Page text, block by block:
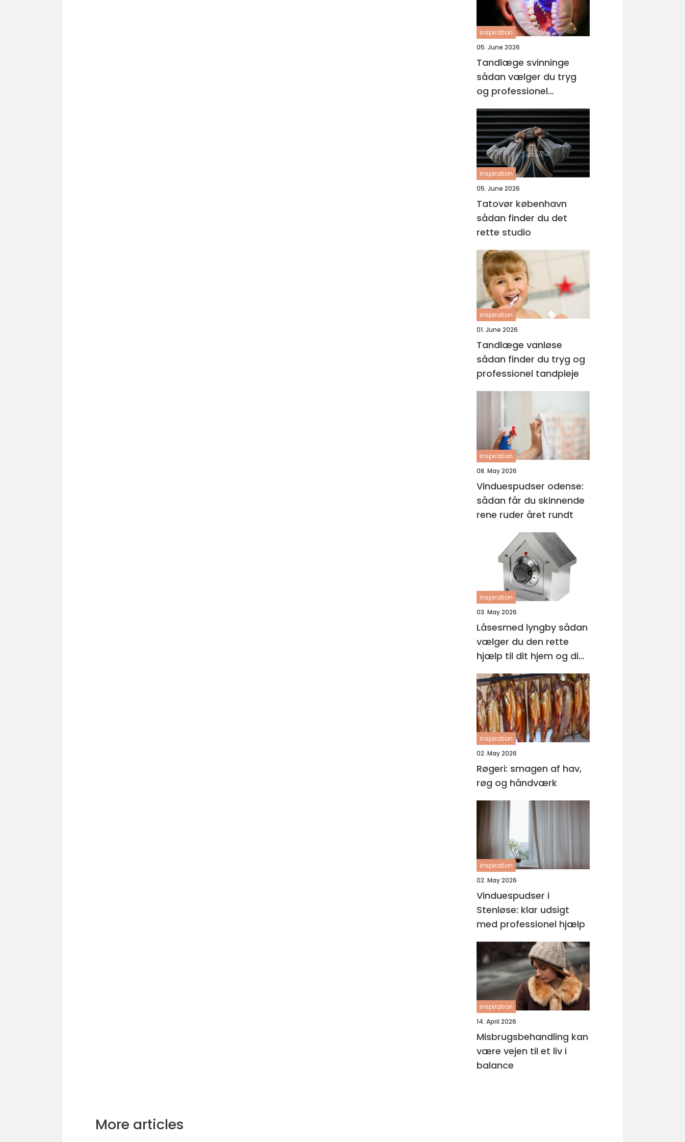
inspiration
05. June 2026
Tandlæge svinninge
sådan vælger du tryg
og professionel
tandpleje
inspiration
05. June 2026
Tatovør københavn
sådan finder du det
rette studio
inspiration
01. June 2026
Tandlæge vanløse
sådan finder du tryg og
professionel tandpleje
inspiration
08. May 2026
Vinduespudser odense:
sådan får du skinnende
rene ruder året rundt
inspiration
03. May 2026
Låsesmed lyngby sådan
vælger du den rette
hjælp til dit hjem og din
virksomhed
inspiration
02. May 2026
Røgeri: smagen af hav,
røg og håndværk
inspiration
02. May 2026
Vinduespudser i
Stenløse: klar udsigt
med professionel hjælp
inspiration
14. April 2026
Misbrugsbehandling kan
være vejen til et liv i
balance
More articles